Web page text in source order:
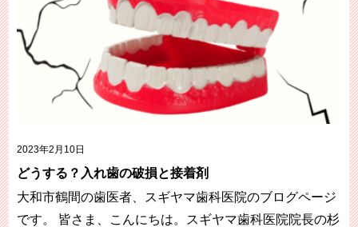
2023年2月10日
どうする？入れ歯の破損と接着剤
大和市鶴間の歯医者、スギヤマ歯科医院のブログページ
です。 皆さま、こんにちは。スギヤマ歯科医院院長の杉